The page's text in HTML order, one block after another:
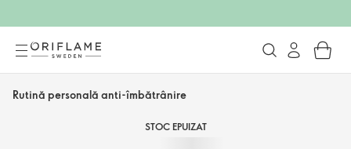
Rutină personală anti-îmbătrânire
STOC EPUIZAT